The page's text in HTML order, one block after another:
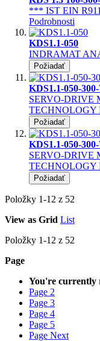
*** IST EIN
Podrobnosti
KDS1.1-050
INDRAMAT
Požiadať
KDS1.1-050-
SERVO-DRIVE
TECHNOLOGY
Požiadať
KDS1.1-050-
SERVO-DRIVE
TECHNOLOGY
Požiadať
Položky 1-12 z 52
View as Grid List
Položky 1-12 z 52
Page
You're currently
Page 2
Page 3
Page 4
Page 5
Page Next